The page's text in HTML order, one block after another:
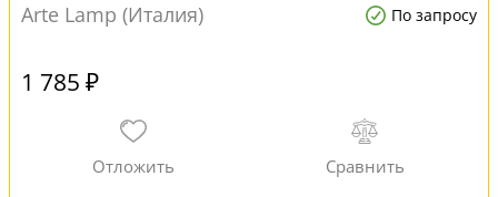
Arte Lamp (Италия)
По запросу
1 785 ₽